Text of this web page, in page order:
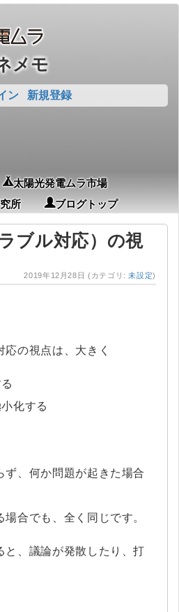
メモ
ン 新規登録
太陽光発電ムラ市場
所
ブログトップ
ブル対応）の視
2019年12月28日 (カテゴリ:未設定)
の視点は、大きく
化する
ず、何か問題が起きた場合
合でも、全く同じです。
と、議論が発散したり、打